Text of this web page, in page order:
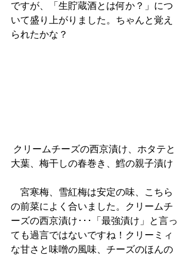
ですが、「生貯蔵酒とは何か？」につ
いて盛り上がりました。ちゃんと覚え
られたかな？
大葉、梅干しの春巻き、鱈の親子漬け
宮寒梅、雪紅梅は安定の味、こちら
の前菜によく合いました。クリームチ
ーズの西京漬け･･･「最強漬け」と言っ
ても過言ではないですね！クリーミィ
な甘さと味噌の風味、チーズのほんの